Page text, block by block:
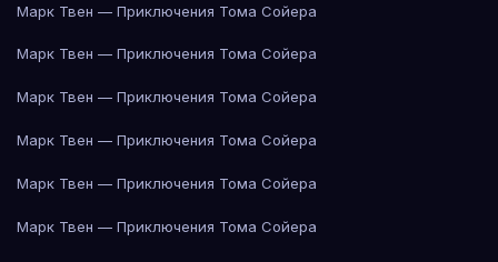
Марк Твен — Приключения Тома Сойера
Марк Твен — Приключения Тома Сойера
Марк Твен — Приключения Тома Сойера
Марк Твен — Приключения Тома Сойера
Марк Твен — Приключения Тома Сойера
Марк Твен — Приключения Тома Сойера